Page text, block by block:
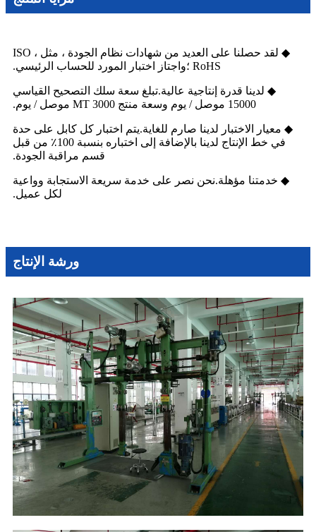
◆ لقد حصلنا على العديد من شهادات نظام الجودة ، مثل ISO ،
RoHS ؛واجتاز اختبار المورد للحساب الرئيسي.
◆ لدينا قدرة إنتاجية عالية.تبلغ سعة سلك التصحيح القياسي
15000 موصل / يوم وسعة منتج MT 3000 موصل / يوم.
◆ معيار الاختبار لدينا صارم للغاية.يتم اختبار كل كابل على حدة
في خط الإنتاج لدينا بالإضافة إلى اختباره بنسبة 100٪ من قبل
قسم مراقبة الجودة.
◆ خدمتنا مؤهلة.نحن نصر على خدمة سريعة الاستجابة وواعية
لكل عميل.
ورشة الإنتاج